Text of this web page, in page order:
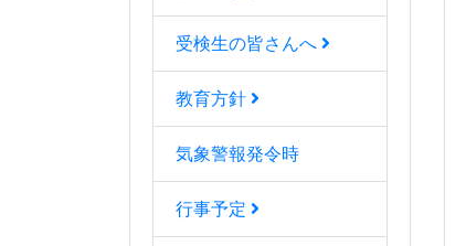
受検生の皆さんへ
教育方針
気象警報発令時
行事予定